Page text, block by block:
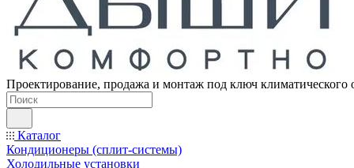
Проектирование, продажа и монтаж под ключ климатического
Каталог
Кондиционеры (сплит-системы)
Холодильные установки